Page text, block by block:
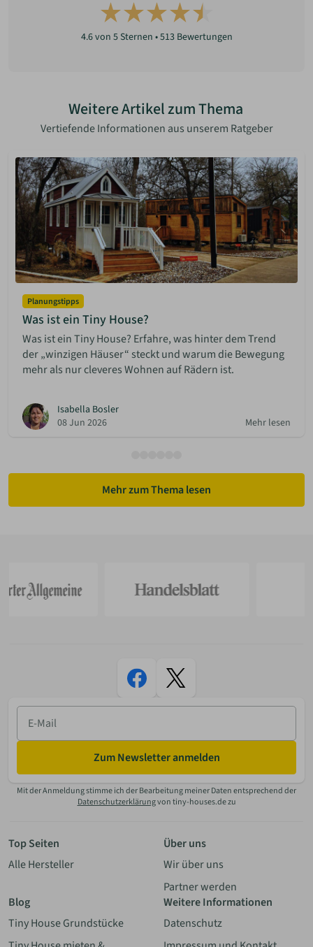
4.6von 5 Sternen •513Bewertungen
Weitere Artikel zum Thema
Vertiefende Informationen aus unserem Ratgeber
Planungstipps
Was ist ein Tiny House?
Was ist ein Tiny House? Erfahre, was hinter dem Trend
der „winzigen Häuser“ steckt und warum die Bewegung
mehr als nur cleveres Wohnen auf Rädern ist.
Isabella Bosler
08 Jun 2026
Mehr lesen
Mehr zum Thema lesen
E-
Mail
Zum Newsletter anmelden
Mit der Anmeldung stimme ich der Bearbeitung meiner Daten entsprechend der
Datenschutzerklärungvon tiny-houses.de zu
Top Seiten
Alle Hersteller
Über uns
Wir über uns
Partner werden
Blog
Tiny House Grundstücke
Weitere Informationen
Datenschutz